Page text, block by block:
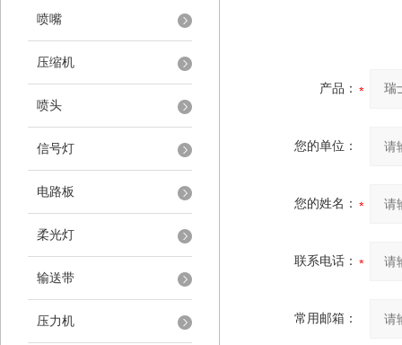
喷嘴
压缩机
喷头
信号灯
电路板
柔光灯
输送带
压力机
产品：
您的单位：
您的姓名：
联系电话：
常用邮箱：